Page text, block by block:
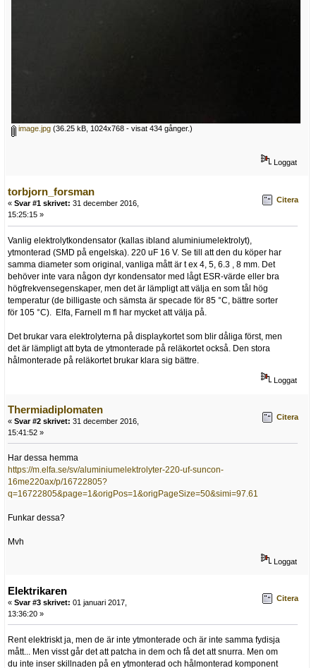
image.jpg (36.25 kB, 1024x768 - visat 434 gånger.)
Loggat
torbjorn_forsman
« Svar #1 skrivet: 31 december 2016,
15:25:15 »
Citera
Vanlig elektrolytkondensator (kallas ibland aluminiumelektrolyt),
ytmonterad (SMD på engelska). 220 uF 16 V. Se till att den du köper har
samma diameter som original, vanliga mått är t ex 4, 5, 6.3 , 8 mm. Det
behöver inte vara någon dyr kondensator med lågt ESR-värde eller bra
högfrekvensegenskaper, men det är lämpligt att välja en som tål hög
temperatur (de billigaste och sämsta är specade för 85 °C, bättre sorter
för 105 °C). Elfa, Farnell m fl har mycket att välja på.
Det brukar vara elektrolyterna på displaykortet som blir dåliga först, men
det är lämpligt att byta de ytmonterade på reläkortet också. Den stora
hålmonterade på reläkortet brukar klara sig bättre.
Loggat
Thermiadiplomaten
« Svar #2 skrivet: 31 december 2016,
15:41:52 »
Citera
Har dessa hemma
https://m.elfa.se/sv/aluminiumelektrolyter-220-uf-suncon-
16me220ax/p/16722805?
q=16722805&page=1&origPos=1&origPageSize=50&simi=97.61
Funkar dessa?
Mvh
Loggat
Elektrikaren
« Svar #3 skrivet: 01 januari 2017,
13:36:20 »
Citera
Rent elektriskt ja, men de är inte ytmonterade och är inte samma fydisja
mått... Men visst går det att patcha in dem och få det att snurra. Men om
du inte inser skillnaden på en ytmonterad och hålmonterad komponent